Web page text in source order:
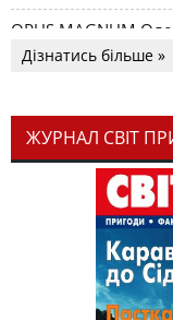
OPUS MAGNUM
Дізнатись більше »
ЖУРНАЛ СВІТ